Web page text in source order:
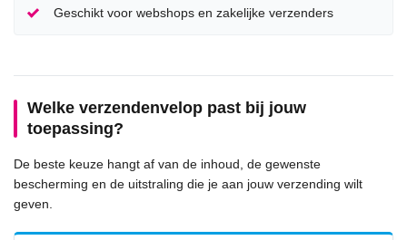
Geschikt voor webshops en zakelijke verzenders
Welke verzendenvelop past bij jouw
toepassing?
De beste keuze hangt af van de inhoud, de gewenste
bescherming en de uitstraling die je aan jouw verzending wilt
geven.